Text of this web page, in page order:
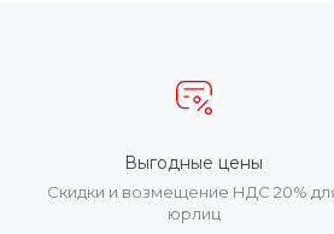
Выгодные цены
Скидки и возмещение НДС 20%
юрлиц